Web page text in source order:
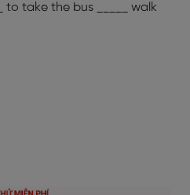
to take the bus _____ walk